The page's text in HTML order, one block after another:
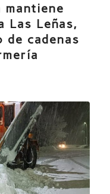
mantiene
Las Leñas,
cadenas